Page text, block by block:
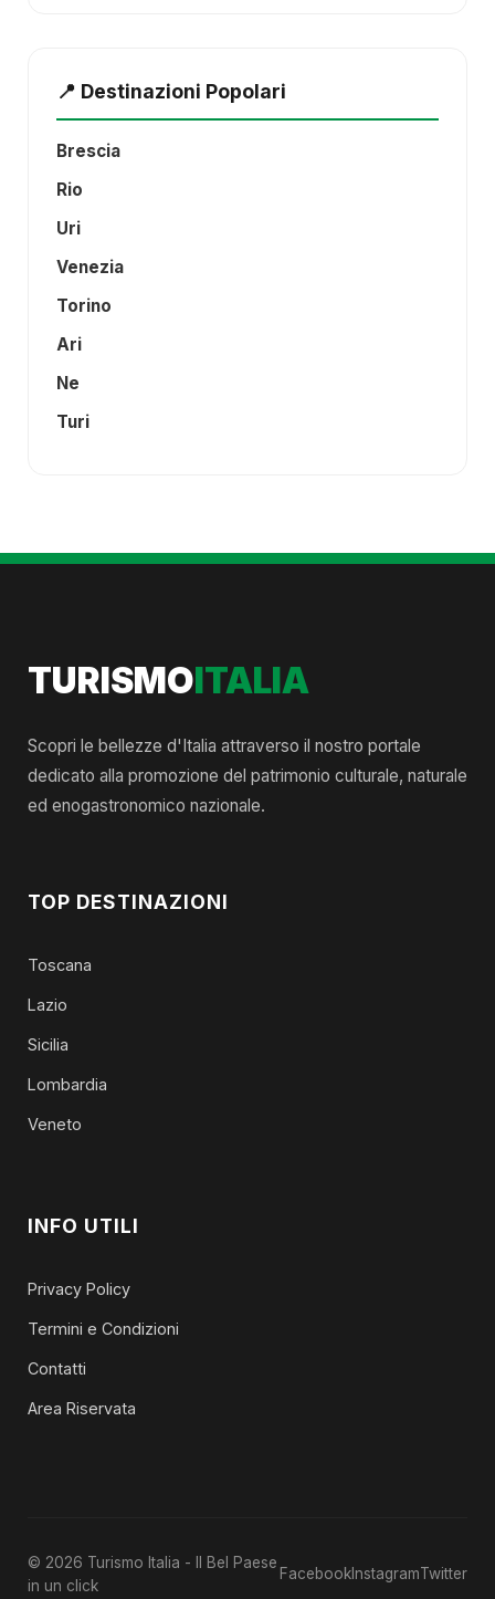
📍 Destinazioni Popolari
Brescia
Rio
Uri
Venezia
Torino
Ari
Ne
Turi
TURISMOITALIA
Scopri le bellezze d'Italia attraverso il nostro portale
dedicato alla promozione del patrimonio culturale, naturale
ed enogastronomico nazionale.
TOP DESTINAZIONI
Toscana
Lazio
Sicilia
Lombardia
Veneto
INFO UTILI
Privacy Policy
Termini e Condizioni
Contatti
Area Riservata
© 2026 Turismo Italia - Il Bel Paese
in un click
Facebook InstagramTwitter